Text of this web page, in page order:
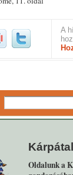
A
Oldalunk a